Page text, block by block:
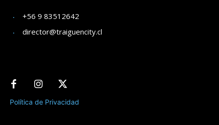
+56 9 83512642
director@traiguencity.cl
Política de Privacidad